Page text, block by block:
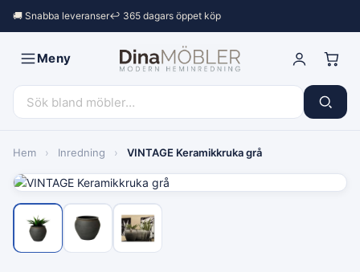
🚚 Snabba leveranser↩︎ 365 dagars öppet köp
Meny
Hem › Inredning › VINTAGE Keramikkruka grå